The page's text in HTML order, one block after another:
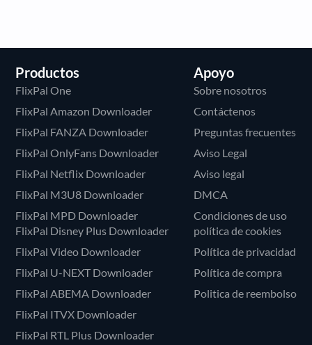
Productos
FlixPal One
FlixPal Amazon Downloader
FlixPal FANZA Downloader
FlixPal OnlyFans Downloader
FlixPal Netflix Downloader
FlixPal M3U8 Downloader
FlixPal MPD Downloader
FlixPal Disney Plus Downloader
FlixPal Video Downloader
FlixPal U-NEXT Downloader
FlixPal ABEMA Downloader
FlixPal ITVX Downloader
FlixPal RTL Plus Downloader
Apoyo
Sobre nosotros
Contáctenos
Preguntas frecuentes
Aviso Legal
Aviso legal
DMCA
Condiciones de uso
política de cookies
Política de privacidad
Política de compra
Politica de reembolso